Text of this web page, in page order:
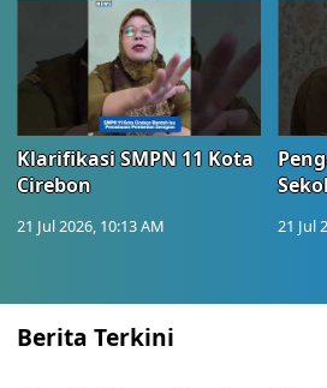
Klarifikasi SMPN 11 Kota
Cirebon
21 Jul 2026, 10:13 AM 21 Jul
Berita Terkini